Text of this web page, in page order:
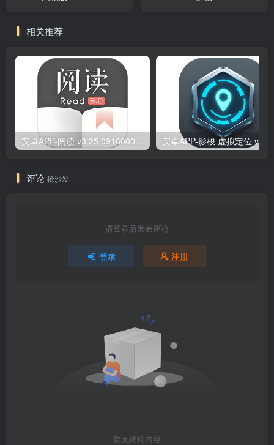
相关推荐
安卓APP-阅读 v3.25.09160000 原版/去除书源限制/内置书源版
评论 抢沙发
请登录后发表评论
登录 注册
暂无评论内容